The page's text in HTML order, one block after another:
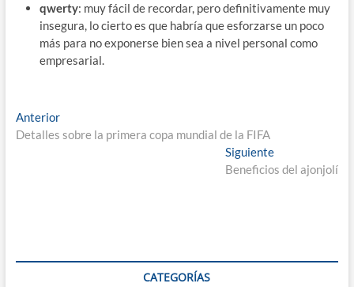
qwerty: muy fácil de recordar, pero definitivamente muy
insegura, lo cierto es que habría que esforzarse un poco
más para no exponerse bien sea a nivel personal como
empresarial.
Navegación
de
AnteriorEntrada
anterior:
Detalles sobre la primera copa mundial de la FIFA
SiguienteEntrada
siguiente:
Beneficios del ajonjolí
CATEGORÍAS